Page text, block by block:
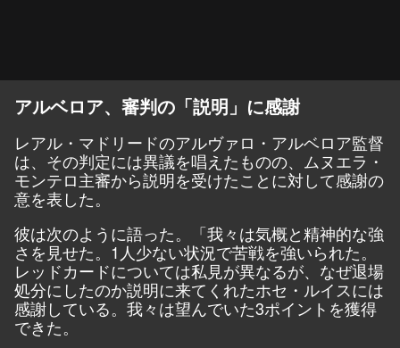
アルベロア、審判の「説明」に感謝
レアル・マドリードのアルヴァロ・アルベロア監督
は、その判定には異議を唱えたものの、ムヌエラ・
モンテロ主審から説明を受けたことに対して感謝の
意を表した。
彼は次のように語った。「我々は気概と精神的な強
さを見せた。1人少ない状況で苦戦を強いられた。
レッドカードについては私見が異なるが、なぜ退場
処分にしたのか説明に来てくれたホセ・ルイスには
感謝している。我々は望んでいた3ポイントを獲得
できた。